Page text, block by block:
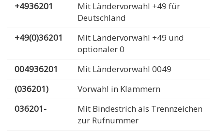
+4936201
Mit Ländervorwahl +49 für
Deutschland
+49(0)36201
Mit Ländervorwahl +49 und
optionaler 0
004936201
Mit Ländervorwahl 0049
(036201)
Vorwahl in Klammern
036201-
Mit Bindestrich als Trennzeichen
zur Rufnummer